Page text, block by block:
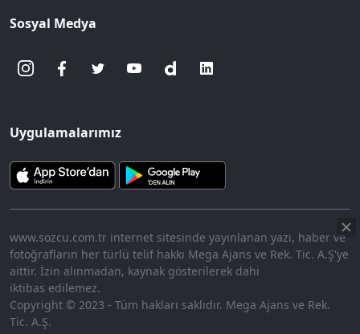
Sosyal Medya
Uygulamalarımız
www.sozcu.com.tr internet sitesinde yayınlanan yazı, haber ve
fotoğrafların her türlü telif hakkı Mega Ajans ve Rek. Tic. A.Ş'ye
aittir. İzin alınmadan, kaynak gösterilerek dahi
iktibas edilemez.
Copyright © 2023 - Tüm hakları saklıdır. Mega Ajans ve Rek.
Tic. A.Ş.